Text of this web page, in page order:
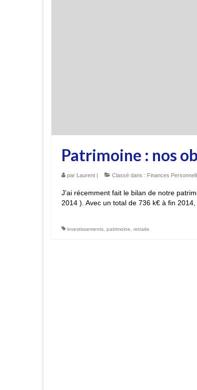
Patrimoine : nos
par Laurent Classé dans : Finances
J’ai récemment fait le bilan de notre
2014 ). Avec un total de 736 k€ à fin
investissements, patrimoine, retraite